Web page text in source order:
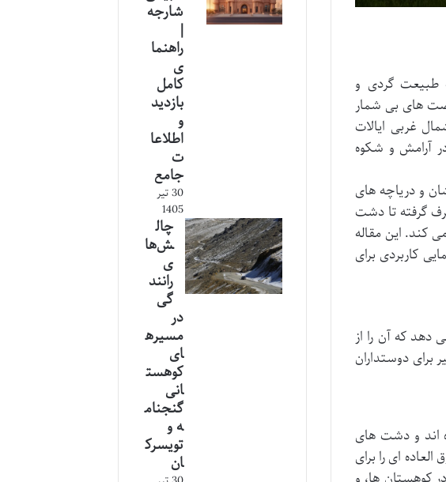
طبیعت گردی و
های بی شمار
غربی ایالات
آرامش و شکوه
و دریاچه های
گرفته تا دشت
کند. این مقاله
کاربردی برای
دهد که آن را از
برای دوستداران
اند و دشت های
ای را برای
شارجه
|
راهنما
ی
کامل
بازدید
و
اطلاعا
ت
جامع
30 تیر
1405
چال
ش‌ها
ی
رانند
گی
در
مسیره
ای
کوهست
انی
گنجنام
ه و
تویسرک
ان